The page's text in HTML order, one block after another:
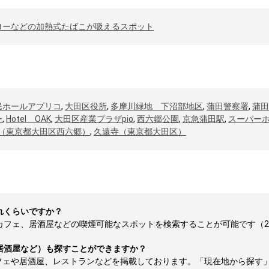
などの加熱式たばこが吸えるスポット
ホールアプリコ, 大田区役所, 多摩川緑地 下沼部地区, 蒲田警察署, 蒲
, Hotel OAK, 大田区産業プラザpio, 西六郷公園, 京急蒲田駅, スーパー
東京都大田区西六郷） , 久遠寺（東京都大田区）
らいですか？
ェ、居酒屋などの喫煙可能なスポットを検索することが可能です（
屋など）も探すことができますか？
や居酒屋、レストランなどを掲載しております。「現在地から探す